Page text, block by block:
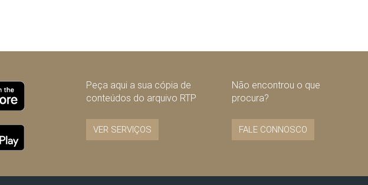
Peça aqui a sua cópia de
conteúdos do arquivo RTP
VER SERVIÇOS
Não encontrou o que
procura?
FALE CONNOSCO